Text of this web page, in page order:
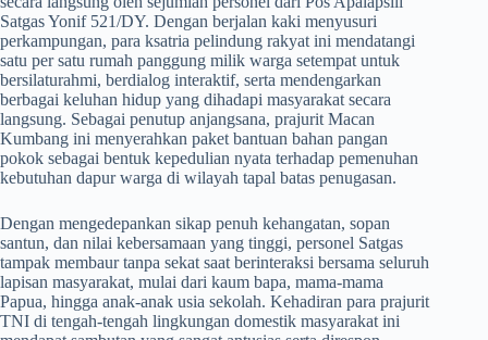
Satgas Yonif 521/DY. Dengan berjalan kaki menyusuri
perkampungan, para ksatria pelindung rakyat ini mendatangi
satu per satu rumah panggung milik warga setempat untuk
bersilaturahmi, berdialog interaktif, serta mendengarkan
berbagai keluhan hidup yang dihadapi masyarakat secara
langsung. Sebagai penutup anjangsana, prajurit Macan
Kumbang ini menyerahkan paket bantuan bahan pangan
pokok sebagai bentuk kepedulian nyata terhadap pemenuhan
kebutuhan dapur warga di wilayah tapal batas penugasan.
​Dengan mengedepankan sikap penuh kehangatan, sopan
santun, dan nilai kebersamaan yang tinggi, personel Satgas
tampak membaur tanpa sekat saat berinteraksi bersama seluruh
lapisan masyarakat, mulai dari kaum bapa, mama-mama
Papua, hingga anak-anak usia sekolah. Kehadiran para prajurit
TNI di tengah-tengah lingkungan domestik masyarakat ini